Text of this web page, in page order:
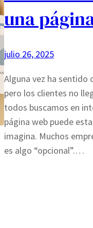
una
julio 26, 2025
Alguna vez ha sentido
pero los clientes no
todos buscamos en
página web puede
imagina. Muchos
es algo “opcional”.…